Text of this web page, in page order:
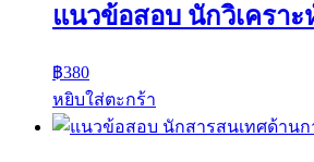
แนวข้อสอบ นักวิเครา
฿380
หยิบใส่ตะกร้า